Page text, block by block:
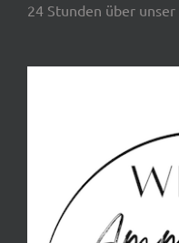
24 Stunden über unser